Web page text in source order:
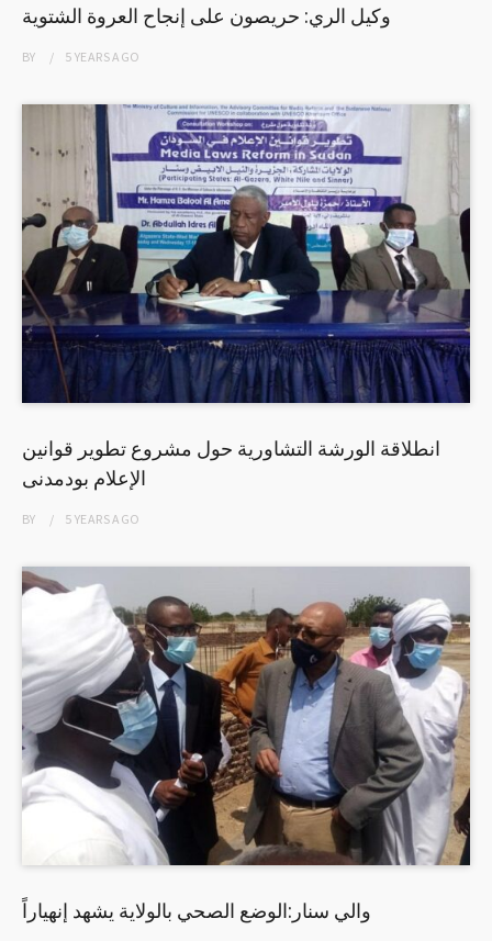
وكيل الري: حريصون على إنجاح العروة الشتوية
BY 5 YEARSAGO
انطلاقة الورشة التشاورية حول مشروع تطوير قوانين
الإعلام بودمدنى
BY 5 YEARSAGO
والي سنار:الوضع الصحي بالولاية يشهد إنهياراً